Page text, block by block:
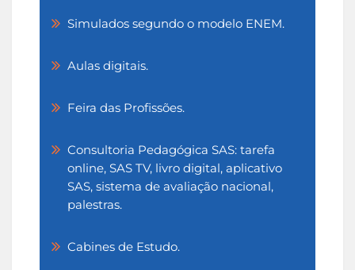
Simulados segundo o modelo ENEM.
Aulas digitais.
Feira das Profissões.
Consultoria Pedagógica SAS: tarefa
online, SAS TV, livro digital, aplicativo
SAS, sistema de avaliação nacional,
palestras.
Cabines de Estudo.